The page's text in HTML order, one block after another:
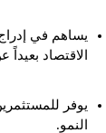
يساهم في
الاقتصاد
يوفر
النمو.